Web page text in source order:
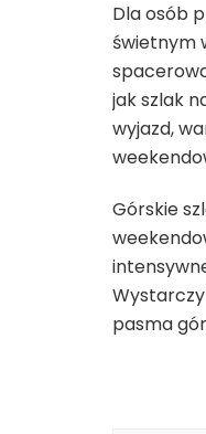
Dla osób
świetnym
jak szlak
wyjazd,
Górskie
pasma